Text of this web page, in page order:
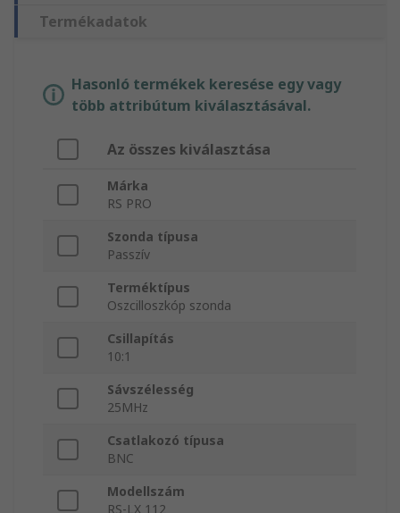
Termékadatok
Hasonló termékek keresése egy vagy
több attribútum kiválasztásával.
Az összes kiválasztása
Márka
RS PRO
Szonda típusa
Passzív
Terméktípus
Oszcilloszkóp szonda
Csillapítás
10:1
Sávszélesség
25MHz
Csatlakozó típusa
BNC
Modellszám
RS-LX 112